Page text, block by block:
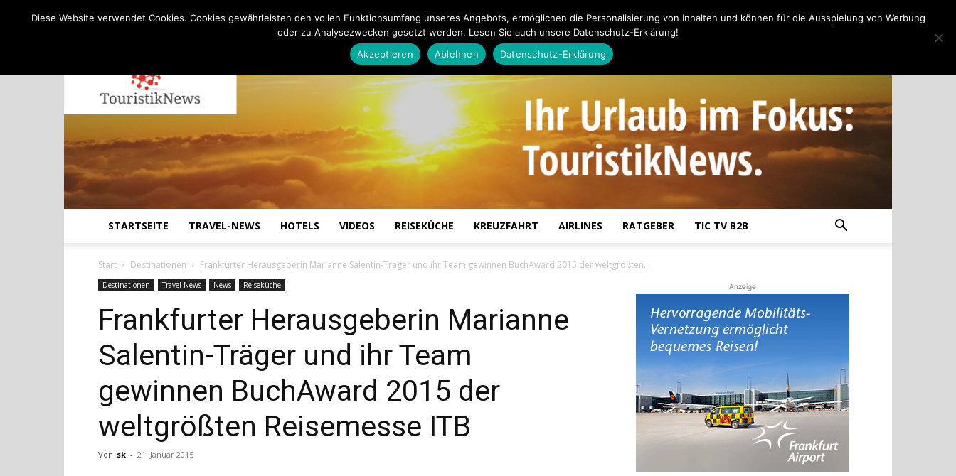
STARTSEITE TRAVEL-NEWS HOTELS VIDEOS REISEKÜCHE KREUZFAHRT AIRLINES RATGEBER TIC TV B2B
Start Destinationen Frankfurter Herausgeberin Marianne Salentin-Träger und ihr Team gewinnen BuchAward 2015 der weltgrößten...
Destinationen Travel-News News Reiseküche
Frankfurter Herausgeberin Marianne
Salentin-Träger und ihr Team
gewinnen BuchAward 2015 der
weltgrößten Reisemesse ITB
Von sk - 21. Januar 2015
Anzeige
Diese Website verwendet Cookies. Cookies gewährleisten den vollen Funktionsumfang unseres Angebots, ermöglichen die Personalisierung von Inhalten und können für die Ausspielung von Werbung
oder zu Analysezwecken gesetzt werden. Lesen Sie auch unsere Datenschutz-Erklärung!
Akzeptieren
Ablehnen Datenschutz-Erklärung